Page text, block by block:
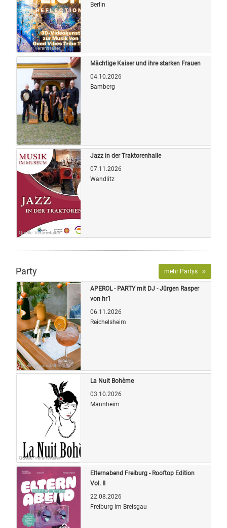
Quelle: Veranstalter
Berlin
Quelle: Veranstalter
Mächtige Kaiser und ihre starken Frauen
04.10.2026
Bamberg
Quelle: Veranstalter
Jazz in der Traktorenhalle
07.11.2026
Wandlitz
Party mehr Partys
Quelle: Veranstalter
APEROL - PARTY mit DJ - Jürgen Rasper
von hr1
06.11.2026
Reichelsheim
Quelle: Veranstalter
La Nuit Bohème
03.10.2026
Mannheim
Elternabend Freiburg - Rooftop Edition
Vol. II
22.08.2026
Freiburg im Breisgau